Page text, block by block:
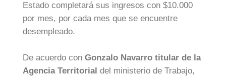
Estado completará sus ingresos con $10.000
por mes, por cada mes que se encuentre
desempleado.
De acuerdo con Gonzalo Navarro titular de la
Agencia Territorial del ministerio de Trabajo,